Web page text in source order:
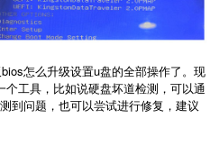
怎么升级设置u盘的全部操作了。现
工具，比如说硬盘坏道检测，可以通
到问题，也可以尝试进行修复，建议